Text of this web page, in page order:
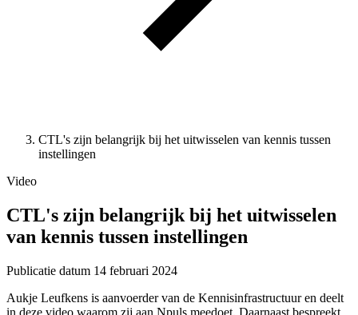
CTL's zijn belangrijk bij het uitwisselen van kennis tussen
instellingen
Video
CTL's zijn belangrijk bij het uitwisselen
van kennis tussen instellingen
Publicatie datum 14 februari 2024
Aukje Leufkens is aanvoerder van de Kennisinfrastructuur en deelt
in deze video waarom zij aan Npuls meedoet. Daarnaast bespreekt